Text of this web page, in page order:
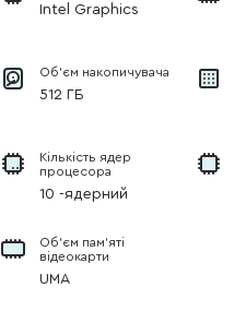
Intel Graphics
Об'єм накопичувача
512 ГБ
Кількість ядер
процесора
10 -ядерний
Об’єм пам’яті
відеокарти
UMA